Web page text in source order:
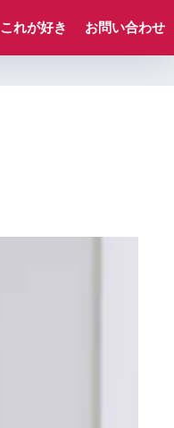
これが好き お問い合わせ